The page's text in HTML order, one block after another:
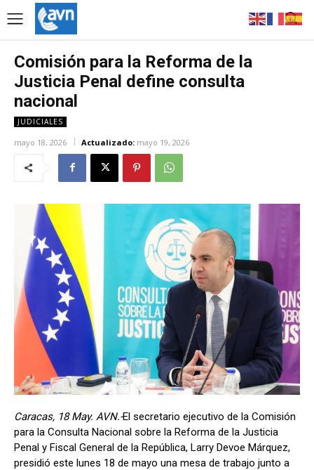
Comisión para la Reforma de la
Justicia Penal define consulta
nacional
JUDICIALES
mayo 18, 2026 Actualizado: mayo 19, 2026
Caracas, 18 May. AVN.-El secretario ejecutivo de la Comisión
para la Consulta Nacional sobre la Reforma de la Justicia
Penal y Fiscal General de la República, Larry Devoe Márquez,
presidió este lunes 18 de mayo una mesa de trabajo junto a